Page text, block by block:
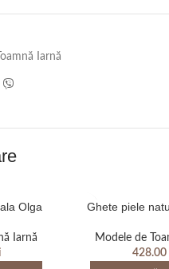
Iarnă
Olga
Iarnă
Ghete piele
Modele de
428.00